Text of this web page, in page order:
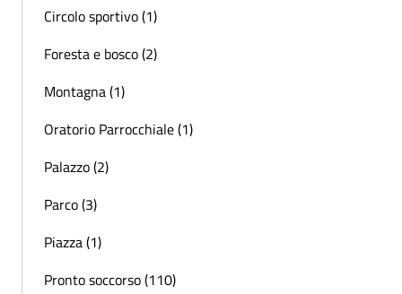
Circolo sportivo (1)
Foresta e bosco (2)
Montagna (1)
Oratorio Parrocchiale (1)
Palazzo (2)
Parco (3)
Piazza (1)
Pronto soccorso (110)